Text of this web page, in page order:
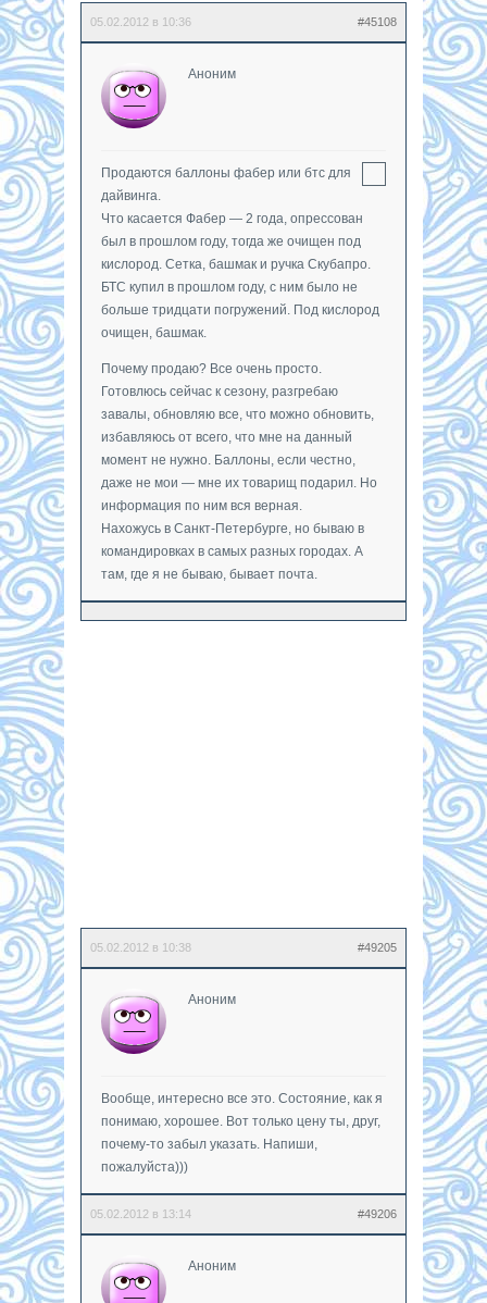
05.02.2012 в 10:36 #45108
Аноним
Продаются баллоны фабер или бтс для
дайвинга.
Что касается Фабер — 2 года, опрессован
был в прошлом году, тогда же очищен под
кислород. Сетка, башмак и ручка Скубапро.
БТС купил в прошлом году, с ним было не
больше тридцати погружений. Под кислород
очищен, башмак.
Почему продаю? Все очень просто.
Готовлюсь сейчас к сезону, разгребаю
завалы, обновляю все, что можно обновить,
избавляюсь от всего, что мне на данный
момент не нужно. Баллоны, если честно,
даже не мои — мне их товарищ подарил. Но
информация по ним вся верная.
Нахожусь в Санкт-Петербурге, но бываю в
командировках в самых разных городах. А
там, где я не бываю, бывает почта.
05.02.2012 в 10:38 #49205
Аноним
Вообще, интересно все это. Состояние, как я
понимаю, хорошее. Вот только цену ты, друг,
почему-то забыл указать. Напиши,
пожалуйста)))
05.02.2012 в 13:14 #49206
Аноним